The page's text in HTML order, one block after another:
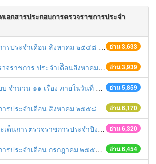
เอกสารประกอบการตรวจราชการประจำ
อ่าน 3,633
ำเดือน สิงหาคม ๒๕๕๘ (ผ่านระบบ E-Inspection)
อ่าน 3,939
ราชการ ประจำเดืิอนสิงหาคม 2558
อ่าน 5,859
วน ๑๑ เรื่อง ภายในวันที่ ๒๔ สิงหาคม ๒๕๕๘
อ่าน 6,170
ารประจำเดือน สิงหาคม ๒๕๕๘
อ่าน 6,320
๒ ของผู้ตรวจราชการสำนักนายกรัฐมนตรี เขตตรวจราชการที่ ๑ (นางประภาศรี บุญวิเศษ) ระหว่างวันที่ ๑๐ – ๑๑ สิงหาคม ๒๕๕๘ ณ จังหวัดพระนครศรีอยุธยา
อ่าน 6,454
เดือน กรกฎาคม ๒๕๕๘ (ผ่านระบบ E-Inspection)